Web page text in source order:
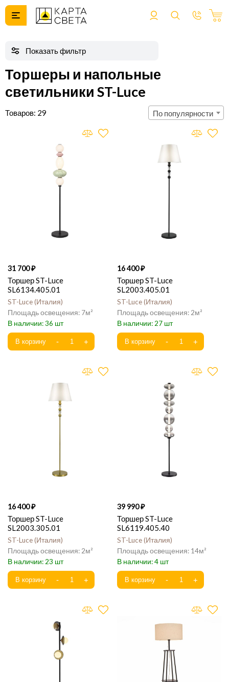
Торшеры и напольные
светильники ST-Luce
29 По популярности
31 700
Торшер ST-Luce
SL6134.405.01
ST-Luce Италия
7
36
16 400
Торшер ST-Luce
SL2003.405.01
ST-Luce Италия
2
27
16 400
Торшер ST-Luce
SL2003.305.01
ST-Luce Италия
2
23
39 990
Торшер ST-Luce
SL6119.405.40
ST-Luce Италия
14
4